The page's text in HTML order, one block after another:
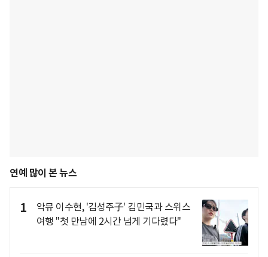
연예 많이 본 뉴스
1
악뮤 이수현, '김성주子' 김민국과 스위스
여행 "첫 만남에 2시간 넘게 기다렸다"